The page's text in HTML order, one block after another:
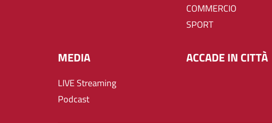
COMMERCIO
SPORT
MEDIA
LIVE Streaming
Podcast
ACCADE IN CITTÀ